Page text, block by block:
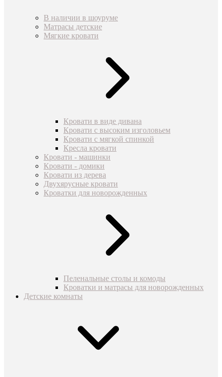
В наличии в шоуруме
Матрасы детские
Мягкие кровати
Кровати в виде дивана
Кровати с высоким изголовьем
Кровати с мягкой спинкой
Кресла кровати
Кровати - машинки
Кровати - домики
Кровати из дерева
Двухярусные кровати
Кроватки для новорожденных
Пеленальные столы и комоды
Кроватки и матрасы для новорожденных
Детские комнаты